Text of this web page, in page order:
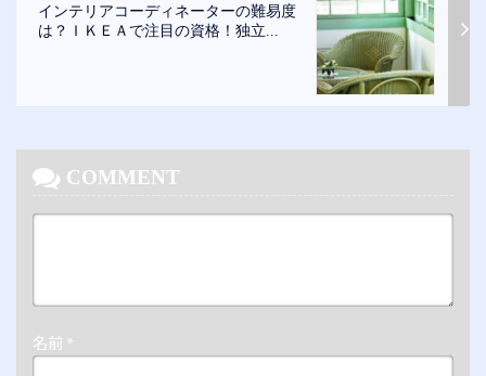
インテリアコーディネーターの難易度
は？ＩＫＥＡで注目の資格！独立...
COMMENT
名前 *